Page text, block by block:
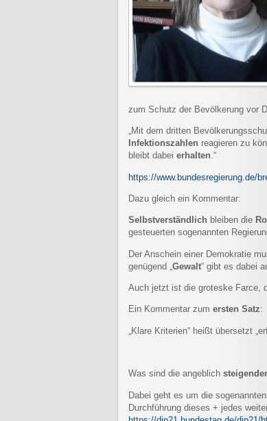
zum Schutz der Bevölkerung vor
„Mit dem dritten
Infektionszahlen reagieren zu
bleibt dabei erhalten.“
https://www.bundesregierung.de/
Dazu gleich ein Kommentar:
Selbstverständlich bleiben die
gesteuerten sogenannten
Der Anschein einer Demokratie
genügend „ Gewalt“ gibt es dabei
Auch jetzt ist die groteske Farce,
Ein Kommentar zum ersten Satz:
„Klare Kriterien“ heißt übersetzt
Was sind die angeblich
Dabei geht es um die
Durchführung dieses + jedes